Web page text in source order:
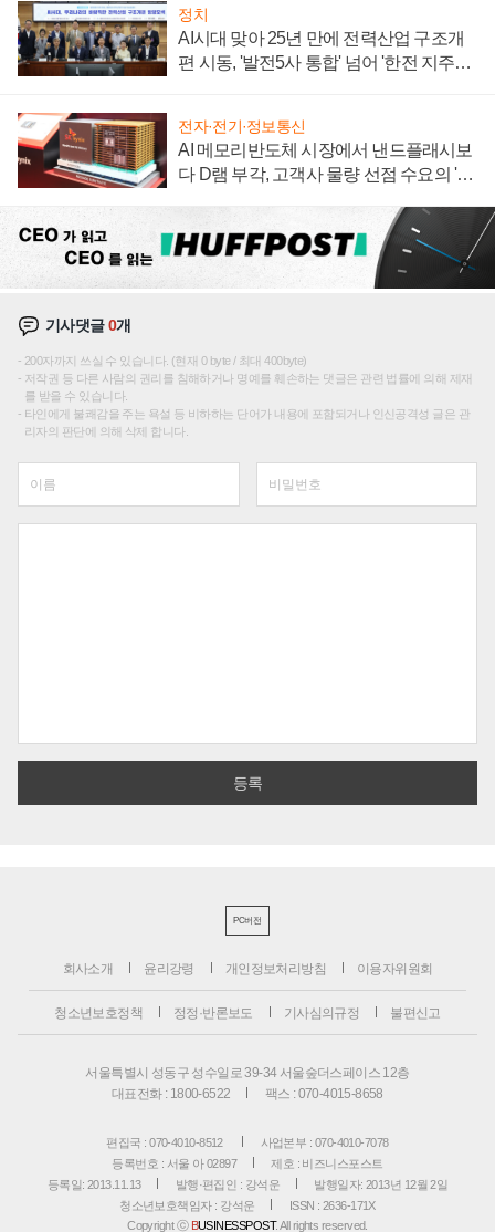
정치
AI시대 맞아 25년 만에 전력산업 구조개
편 시동, '발전5사 통합' 넘어 '한전 지주사'
전자·전기·정보통신
AI 메모리반도체 시장에서 낸드플래시보
다 D램 부각, 고객사 물량 선점 수요의 '우
기사댓글0개
200자까지 쓰실 수 있습니다. (현재 0 byte / 최대 400byte)
저작권 등 다른 사람의 권리를 침해하거나 명예를 훼손하는 댓글은 관련 법률에 의해 제재
를 받을 수 있습니다.
타인에게 불쾌감을 주는 욕설 등 비하하는 단어가 내용에 포함되거나 인신공격성 글은 관
리자의 판단에 의해 삭제 합니다.
PC버전
회사소개 윤리강령 개인정보처리방침 이용자위원회
청소년보호정책 정정·반론보도 기사심의규정 불편신고
서울특별시 성동구 성수일로 39-34 서울숲더스페이스 12층
대표전화 : 1800-6522
팩스 : 070-4015-8658
편집국 : 070-4010-8512
사업본부 : 070-4010-7078
등록번호 : 서울 아 02897
제호 : 비즈니스포스트
등록일: 2013.11.13
발행·편집인 : 강석운
발행일자: 2013년 12월 2일
청소년보호책임자 : 강석운
ISSN : 2636-171X
Copyright ⓒ BUSINESSPOST. All rights reserved.